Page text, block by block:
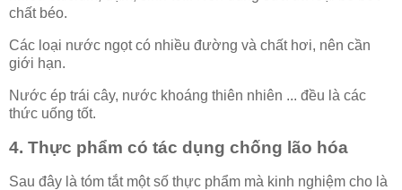
chất béo.
Các loại nước ngọt có nhiều đường và chất hơi, nên cần
giới hạn.
Nước ép trái cây, nước khoáng thiên nhiên ... đều là các
thức uống tốt.
4. Thực phẩm có tác dụng chống lão hóa
Sau đây là tóm tắt một số thực phẩm mà kinh nghiệm cho là